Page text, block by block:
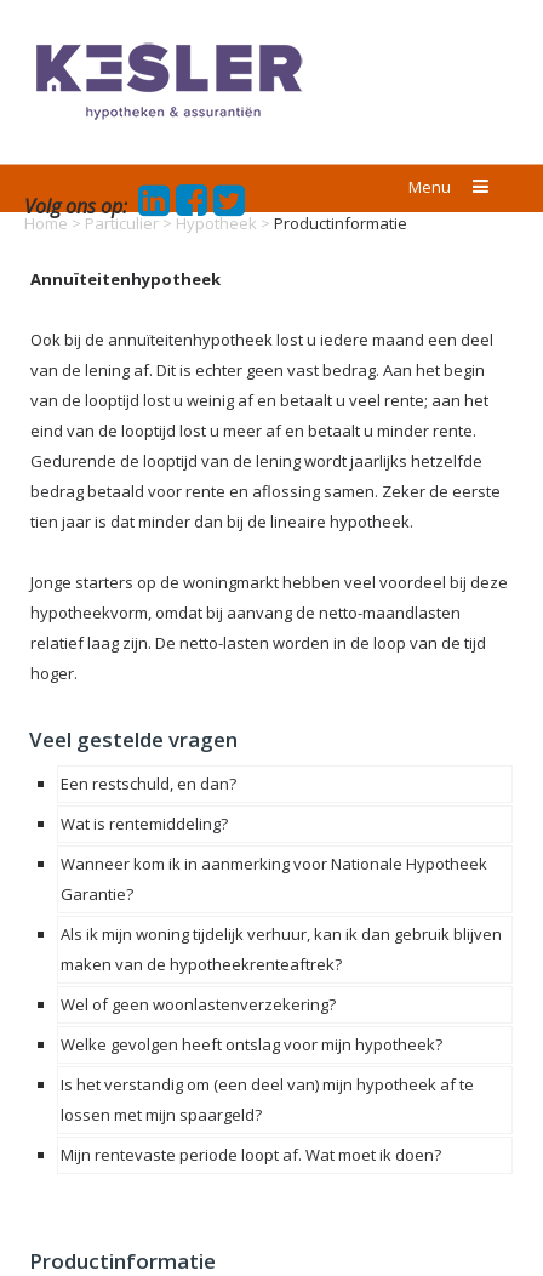
Menu
Volg ons op:
Home > Particulier> Hypotheek > Productinformatie
Annuïteitenhypotheek
Ook bij de annuïteitenhypotheek lost u iedere maand een deel
van de lening af. Dit is echter geen vast bedrag. Aan het begin
van de looptijd lost u weinig af en betaalt u veel rente; aan het
eind van de looptijd lost u meer af en betaalt u minder rente.
Gedurende de looptijd van de lening wordt jaarlijks hetzelfde
bedrag betaald voor rente en aflossing samen. Zeker de eerste
tien jaar is dat minder dan bij de lineaire hypotheek.
Jonge starters op de woningmarkt hebben veel voordeel bij deze
hypotheekvorm, omdat bij aanvang de netto-maandlasten
relatief laag zijn. De netto-lasten worden in de loop van de tijd
hoger.
Veel gestelde vragen
Een restschuld, en dan?
Wat is rentemiddeling?
Wanneer kom ik in aanmerking voor Nationale Hypotheek
Garantie?
Als ik mijn woning tijdelijk verhuur, kan ik dan gebruik blijven
maken van de hypotheekrenteaftrek?
Wel of geen woonlastenverzekering?
Welke gevolgen heeft ontslag voor mijn hypotheek?
Is het verstandig om (een deel van) mijn hypotheek af te
lossen met mijn spaargeld?
Mijn rentevaste periode loopt af. Wat moet ik doen?
Productinformatie